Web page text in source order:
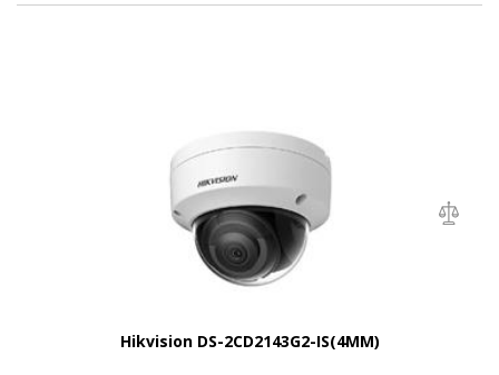
Hikvision DS-2CD2143G2-IS(4MM)